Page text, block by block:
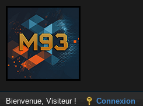
Bienvenue, Visiteur ! Connexion